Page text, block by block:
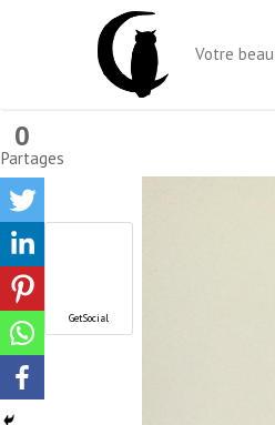
Votre
0
Partages
GetSocial